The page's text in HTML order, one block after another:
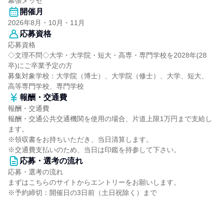
開催月
2026年8月・10月・11月
応募資格
応募資格
◇文理不問◇大学・大学院・短大・高専・専門学校を2028年(28
卒)にご卒業予定の方
募集対象学校：大学院（博士）、大学院（修士）、大学、短大、
高等専門学校、専門学校
報酬・交通費
報酬・交通費
報酬・交通公共交通機関を使用の場合、片道上限1万円まで支給し
ます。
※領収書をお持ちいただき、当日清算します。
※交通費支払いのため、当日は印鑑を持参して下さい。
応募・選考の流れ
応募・選考の流れ
まずはこちらのサイトからエントリーをお願いします。
※予約締切：開催日の3日前（土日祝除く）まで